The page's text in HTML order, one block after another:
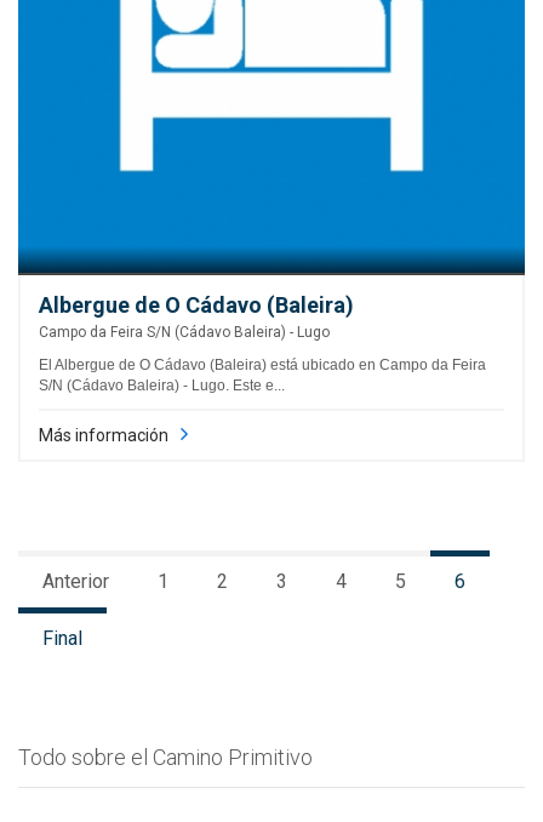
Albergue de O Cádavo (Baleira)
Campo da Feira S/N (Cádavo Baleira) - Lugo
El Albergue de O Cádavo (Baleira) está ubicado en Campo da Feira
S/N (Cádavo Baleira) - Lugo. Este e...
Más información
Anterior 1 2 3 4 5 6
Final
Todo sobre el Camino Primitivo